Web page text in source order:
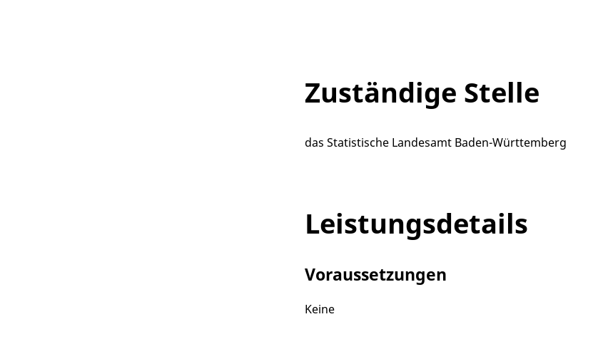
Zuständige Stelle
das Statistische Landesamt Baden-Württemberg
Leistungsdetails
Voraussetzungen
Keine